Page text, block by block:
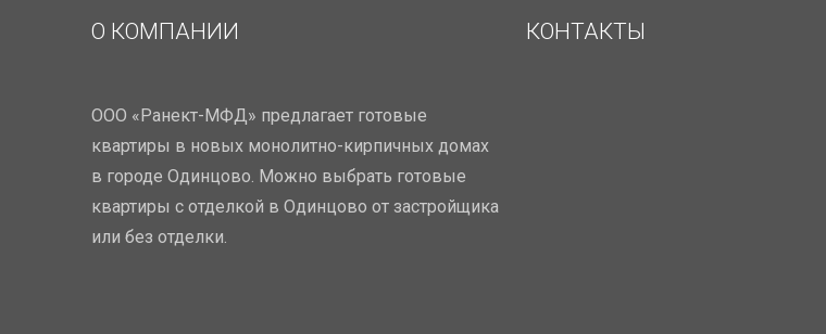
О КОМПАНИИ
ООО «Ранект-МФД» предлагает готовые
квартиры в новых монолитно-кирпичных домах
в городе Одинцово. Можно выбрать готовые
квартиры с отделкой в Одинцово от застройщика
или без отделки.
КОНТАКТЫ